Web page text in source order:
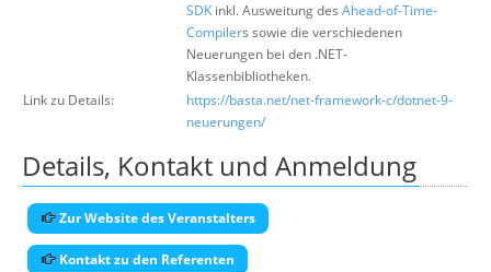
SDK inkl. Ausweitung des Ahead-of-Time-
Compilers sowie die verschiedenen
Neuerungen bei den .NET-
Klassenbibliotheken.
Link zu Details:
https://basta.net/net-framework-c/dotnet-9-
neuerungen/
Details, Kontakt und Anmeldung
Zur Website des Veranstalters
Kontakt zu den Referenten